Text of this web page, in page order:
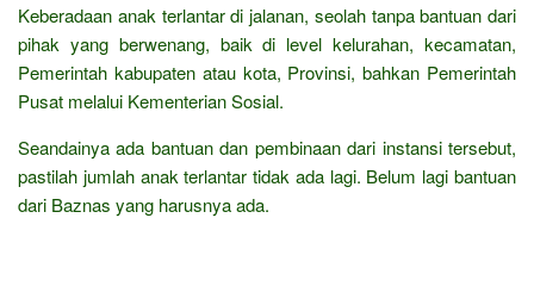
Keberadaan anak terlantar di jalanan, seolah tanpa bantuan dari
pihak yang berwenang, baik di level kelurahan, kecamatan,
Pemerintah kabupaten atau kota, Provinsi, bahkan Pemerintah
Pusat melalui Kementerian Sosial.
Seandainya ada bantuan dan pembinaan dari instansi tersebut,
pastilah jumlah anak terlantar tidak ada lagi. Belum lagi bantuan
dari Baznas yang harusnya ada.